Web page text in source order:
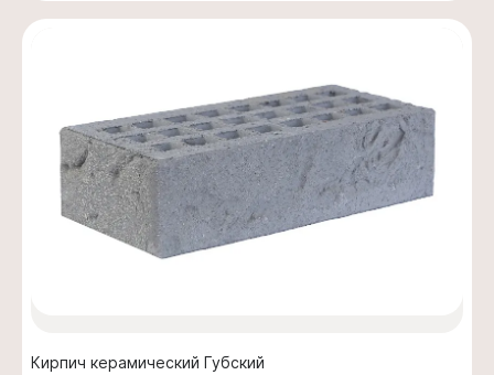
Кирпич керамический Губский